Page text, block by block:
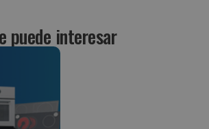
puede interesar